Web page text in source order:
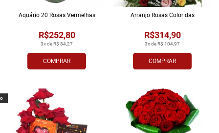
COMPRAR
3x de R$ 84,27
R$252,80
Aquário 20 Rosas Vermelhas
COMPRAR
3x de R$ 104,97
R$314,90
Arranjo Rosas Coloridas